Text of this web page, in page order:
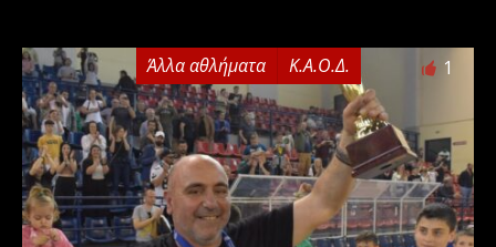
Άλλα αθλήματα Κ.Α.Ο.Δ. 1